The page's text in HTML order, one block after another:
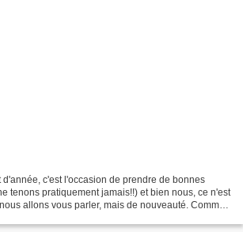
c'est l'occasion de prendre de bonnes
tenons pratiquement jamais!!) et bien nous, ce n'est
allons vous parler, mais de nouveauté. Comme